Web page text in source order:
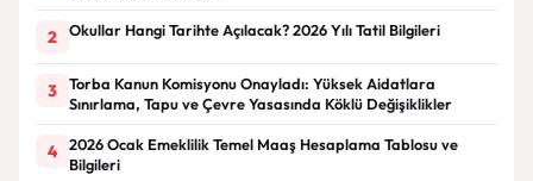
2 Okullar Hangi Tarihte Açılacak? 2026 Yılı Tatil Bilgileri
3
Torba Kanun Komisyonu Onayladı: Yüksek Aidatlara
Sınırlama, Tapu ve Çevre Yasasında Köklü Değişiklikler
4
2026 Ocak Emeklilik Temel Maaş Hesaplama Tablosu ve
Bilgileri